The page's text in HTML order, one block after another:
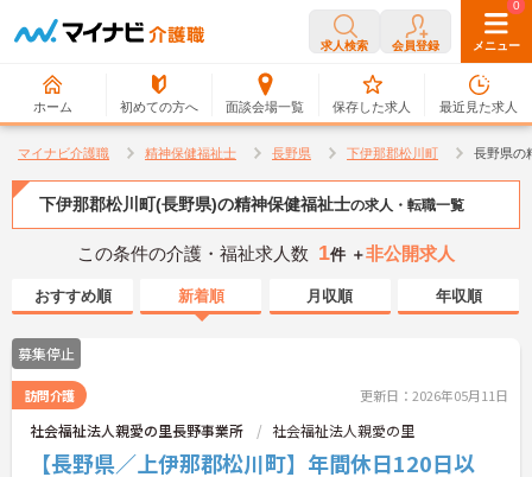
求人検索 会員登録 メニュー
ホーム 初めての方へ 面談会場一覧
0
保存した求人
0
最近見た求人
マイナビ介護職 精神保健福祉士 長野県 下伊那郡松川町 長野県の
下伊那郡松川町(長野県)の精神保健福祉士の求人・転職一覧
この条件の介護・福祉求人数 1件 ＋非公開求人
おすすめ順 新着順 月収順 年収順
募集停止
訪問介護 更新日：2026年05月11日
社会福祉法人親愛の里長野事業所 社会福祉法人親愛の里
【長野県／上伊那郡松川町】年間休日120日以